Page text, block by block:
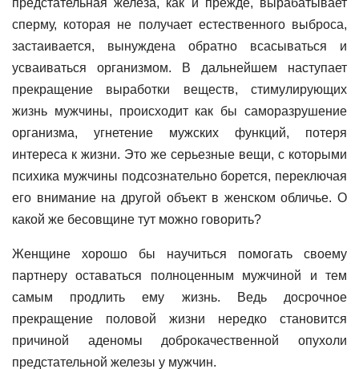
предстательная железа, как и прежде, вырабатывает
сперму, которая не получает естественного выброса,
застаивается, вынуждена обратно всасываться и
усваиваться организмом. В дальнейшем наступает
прекращение выработки веществ, стимулирующих
жизнь мужчины, происходит как бы саморазрушение
организма, угнетение мужских функций, потеря
интереса к жизни. Это же серьезные вещи, с которыми
психика мужчины подсознательно борется, переключая
его внимание на другой объект в женском обличье. О
какой же бесовщине тут можно говорить?
Женщине хорошо бы научиться помогать своему
партнеру оставаться полноценным мужчиной и тем
самым продлить ему жизнь. Ведь досрочное
прекращение половой жизни нередко становится
причиной аденомы доброкачественной опухоли
предстательной железы у мужчин.